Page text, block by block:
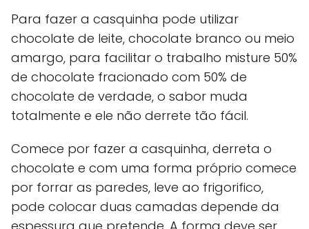
Para fazer a casquinha pode utilizar
chocolate de leite, chocolate branco ou meio
amargo, para facilitar o trabalho misture 50%
de chocolate fracionado com 50% de
chocolate de verdade, o sabor muda
totalmente e ele não derrete tão fácil.
Comece por fazer a casquinha, derreta o
chocolate e com uma forma próprio comece
por forrar as paredes, leve ao frigorifico,
pode colocar duas camadas depende da